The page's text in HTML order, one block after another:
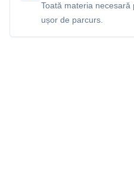
Toată materia
ușor de parcurs.